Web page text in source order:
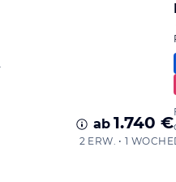
ab 1.740 €
2 ERW. • 1 WOCHE